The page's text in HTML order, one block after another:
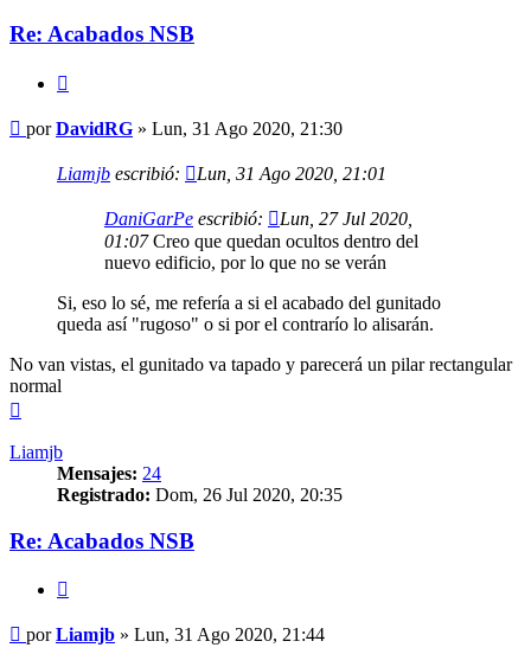
Re: Acabados NSB
Mensaje
porDavidRG » Lun, 31 Ago 2020, 21:30
Liamjb escribió: Lun, 31 Ago 2020, 21:01
DaniGarPe escribió:
Lun, 27 Jul 2020,
01:07Creo que quedan ocultos dentro del
nuevo edificio, por lo que no se verán
Si, eso lo sé, me refería a si el acabado del gunitado
queda así "rugoso" o si por el contrarío lo alisarán.
No van vistas, el gunitado va tapado y parecerá un pilar rectangular
normal
Liamjb
Mensajes: 24
Registrado: Dom, 26 Jul 2020, 20:35
Re: Acabados NSB
Mensaje
porLiamjb » Lun, 31 Ago 2020, 21:44